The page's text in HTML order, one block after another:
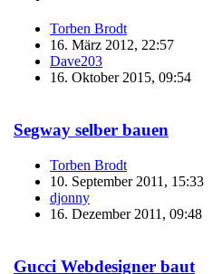
Torben Brodt
16. März 2012, 22:57
Dave203
16. Oktober 2015, 09:54
Segway selber bauen
Torben Brodt
10. September 2011, 15:33
djonny
16. Dezember 2011, 09:48
Gucci Webdesigner baut